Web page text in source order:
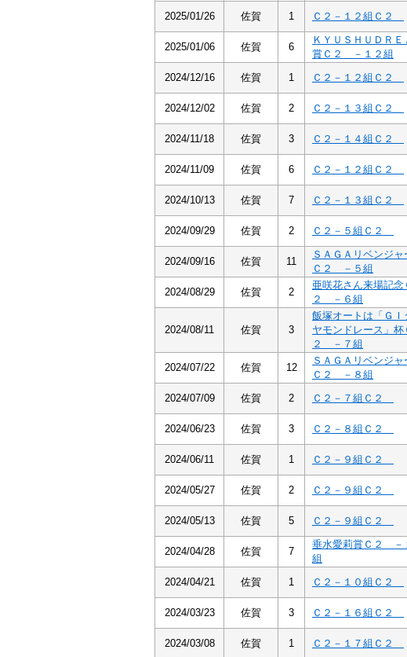
2025/01/26 佐賀 1 Ｃ２－１２組Ｃ２
2025/01/06 佐賀 6
ＫＹＵＳＨＵＤＲＥ
賞Ｃ２ －１２組
2024/12/16 佐賀 1 Ｃ２－１２組Ｃ２
2024/12/02 佐賀 2 Ｃ２－１３組Ｃ２
2024/11/18 佐賀 3 Ｃ２－１４組Ｃ２
2024/11/09 佐賀 6 Ｃ２－１２組Ｃ２
2024/10/13 佐賀 7 Ｃ２－１３組Ｃ２
2024/09/29 佐賀 2 Ｃ２－５組Ｃ２
2024/09/16 佐賀 11
ＳＡＧＡリベンジャ
Ｃ２ －５組
2024/08/29 佐賀 2
亜咲花さん来場記念
２ －６組
2024/08/11 佐賀 3
飯塚オートは「ＧＩ
ヤモンドレース」杯
２ －７組
2024/07/22 佐賀 12
ＳＡＧＡリベンジャ
Ｃ２ －８組
2024/07/09 佐賀 2 Ｃ２－７組Ｃ２
2024/06/23 佐賀 3 Ｃ２－８組Ｃ２
2024/06/11 佐賀 1 Ｃ２－９組Ｃ２
2024/05/27 佐賀 2 Ｃ２－９組Ｃ２
2024/05/13 佐賀 5 Ｃ２－９組Ｃ２
2024/04/28 佐賀 7
垂水愛莉賞Ｃ２ －
組
2024/04/21 佐賀 1 Ｃ２－１０組Ｃ２
2024/03/23 佐賀 3 Ｃ２－１６組Ｃ２
2024/03/08 佐賀 1 Ｃ２－１７組Ｃ２